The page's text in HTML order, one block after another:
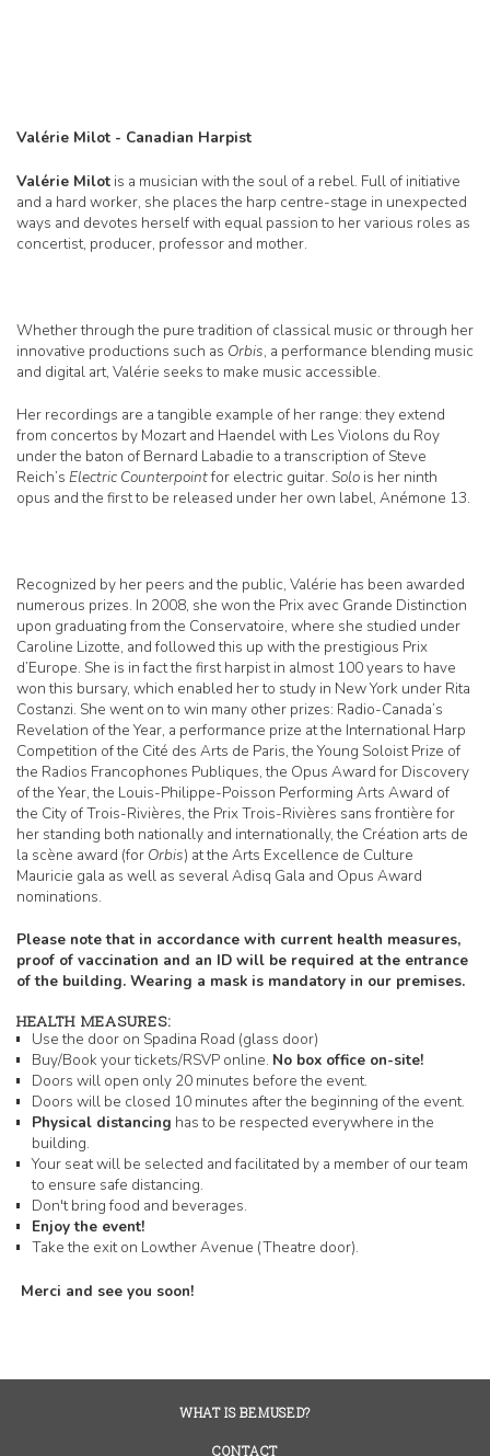
Valérie Milot - Canadian Harpist
Valérie Milot is a musician with the soul of a rebel. Full of initiative
and a hard worker, she places the harp centre-stage in unexpected
ways and devotes herself with equal passion to her various roles as
concertist, producer, professor and mother.
Whether through the pure tradition of classical music or through her
innovative productions such as Orbis, a performance blending music
and digital art, Valérie seeks to make music accessible.
Her recordings are a tangible example of her range: they extend
from concertos by Mozart and Haendel with Les Violons du Roy
under the baton of Bernard Labadie to a transcription of Steve
Reich’s Electric Counterpointfor electric guitar. Solo is her ninth
opus and the first to be released under her own label, Anémone 13.
Recognized by her peers and the public, Valérie has been awarded
numerous prizes. In 2008, she won the Prix avec Grande Distinction
upon graduating from the Conservatoire, where she studied under
Caroline Lizotte, and followed this up with the prestigious Prix
d’Europe. She is in fact the first harpist in almost 100 years to have
won this bursary, which enabled her to study in New York under Rita
Costanzi. She went on to win many other prizes: Radio-Canada’s
Revelation of the Year, a performance prize at the International Harp
Competition of the Cité des Arts de Paris, the Young Soloist Prize of
the Radios Francophones Publiques, the Opus Award for Discovery
of the Year, the Louis-Philippe-Poisson Performing Arts Award of
the City of Trois-Rivières, the Prix Trois-Rivières sans frontière for
her standing both nationally and internationally, the Création arts de
la scène award (for Orbis) at the Arts Excellence de Culture
Mauricie gala as well as several Adisq Gala and Opus Award
nominations.
Please note that in accordance with current health measures,
proof of vaccination and an ID will be required at the entrance
of the building. Wearing a mask is mandatory in our premises.
HEALTH MEASURES:
Use the door on Spadina Road (glass door)
Buy/Book your tickets/RSVP online. No box office on-site!
Doors will open only 20 minutes before the event.
Doors will be closed 10 minutes after the beginning of the event.
Physical distancing has to be respected everywhere in the
building.
Your seat will be selected and facilitated by a member of our team
to ensure safe distancing.
Don't bring food and beverages.
Enjoy the event!
Take the exit on Lowther Avenue (Theatre door).
Merci and see you soon!
WHAT IS BEMUSED?
CONTACT